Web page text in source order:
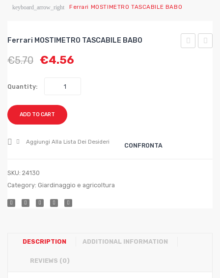
AZIENDA
keyboard_arrow_right Ferrari MOSTIMETRO TASCABILE BABO
Ferrari MOSTIMETRO TASCABILE BABO
€5.70 €4.56
Quantity:
ADD TO CART
Aggiungi Alla Lista Dei Desideri CONFRONTA
SKU: 24130
Category: Giardinaggio e agricoltura
DESCRIPTION ADDITIONAL INFORMATION
REVIEWS (0)